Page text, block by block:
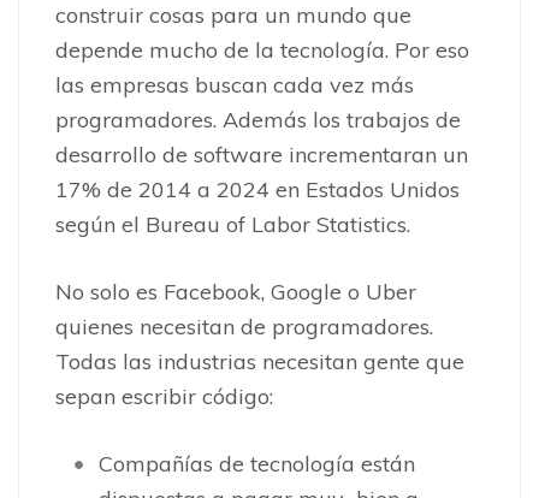
construir cosas para un mundo que
depende mucho de la tecnología. Por eso
las empresas buscan cada vez más
programadores. Además los trabajos de
desarrollo de software incrementaran un
17% de 2014 a 2024 en Estados Unidos
según el Bureau of Labor Statistics.
No solo es Facebook, Google o Uber
quienes necesitan de programadores.
Todas las industrias necesitan gente que
sepan escribir código:
Compañías de tecnología están